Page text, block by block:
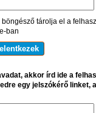
böngésző tárolja el a
ban
akkor írd ide a
egy jelszókérő linket,